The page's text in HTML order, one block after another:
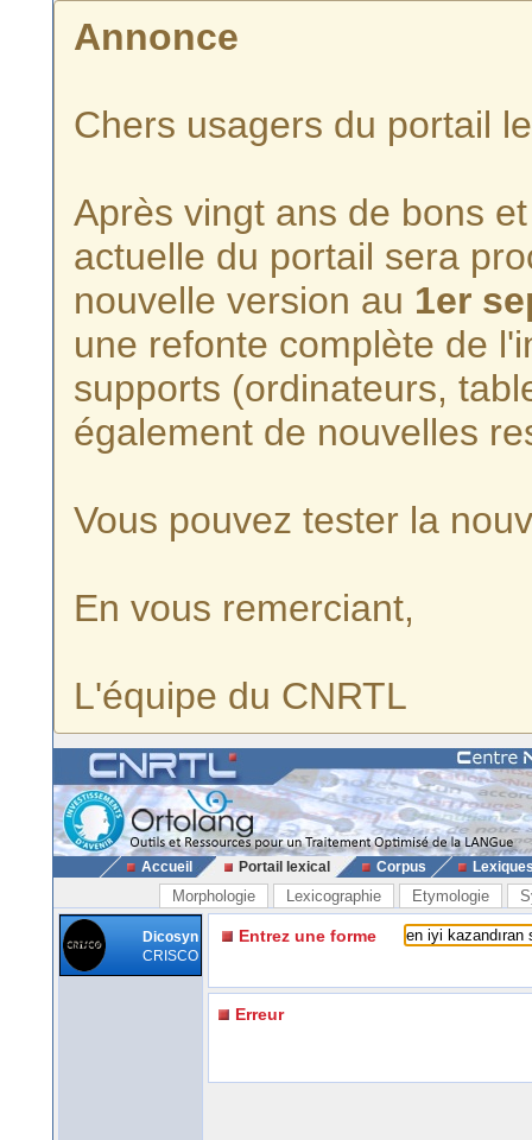
Annonce
Chers usagers du portail
Après vingt ans de bons
actuelle du portail sera
nouvelle version au 1er
une refonte complète de
supports (ordinateurs,
également de nouvelles
Vous pouvez tester la
En vous remerciant,
L'équipe du CNRTL
Accueil Portail lexical Corpus
Morphologie Lexicographie Etymologie
Dicosyn
CRISCO
Entrez une forme
Erreur